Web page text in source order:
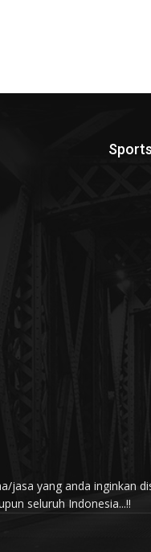
Sports
jasa yang anda
seluruh Indonesia...!!